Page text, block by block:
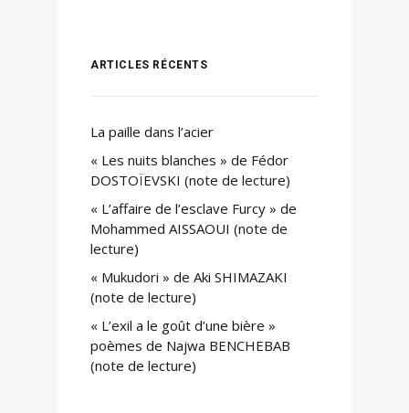
ARTICLES RÉCENTS
La paille dans l’acier
« Les nuits blanches » de Fédor
DOSTOÏEVSKI (note de lecture)
« L’affaire de l’esclave Furcy » de
Mohammed AISSAOUI (note de
lecture)
« Mukudori » de Aki SHIMAZAKI
(note de lecture)
« L’exil a le goût d’une bière »
poèmes de Najwa BENCHEBAB
(note de lecture)